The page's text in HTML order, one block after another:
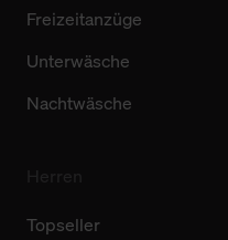
Freizeitanzüge
Unterwäsche
Nachtwäsche
Topseller